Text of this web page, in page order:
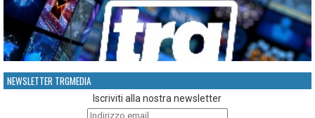
NEWSLETTER TRGMEDIA
Iscriviti alla nostra newsletter